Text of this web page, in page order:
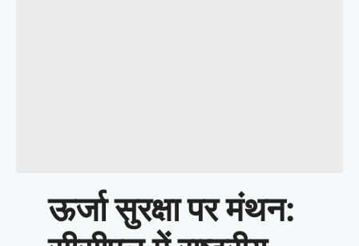
ऊर्जा सुरक्षा पर मंथन: